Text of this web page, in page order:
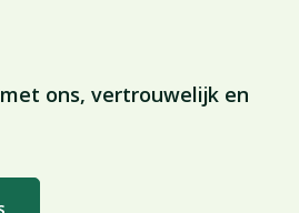
ons, vertrouwelijk en